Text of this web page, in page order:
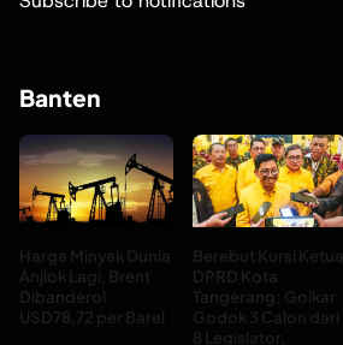
Banten
Harga Minyak Dunia
Anjlok Lagi, Brent
Dibanderol
USD78,72 per Barel
Berebut Kursi Ketua
DPRD Kota
Tangerang: Golkar
Godok 3 Calon dari
8 Legislator,